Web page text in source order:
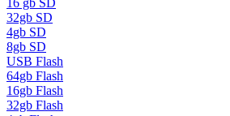
16 gb SD
32gb SD
4gb SD
8gb SD
USB Flash
64gb Flash
16gb Flash
32gb Flash